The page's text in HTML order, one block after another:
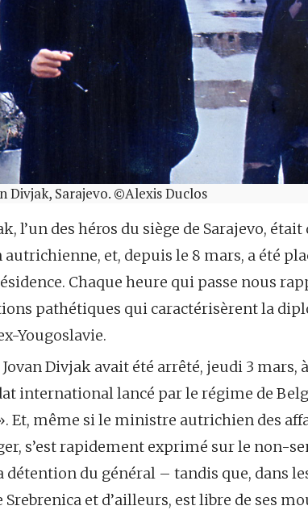
Divjak, Sarajevo. ©Alexis Duclos
l’un des héros du siège de Sarajevo,
et, depuis le 8 mars, a été
Chaque heure qui passe nous
pathétiques qui caractérisèrent la
Yougoslavie.
Divjak avait été arrêté, jeudi 3 mars,
international lancé par le régime de
Et, même si le ministre autrichien des
s’est rapidement exprimé sur le non-
détention du général – tandis que, dans
Srebrenica et d’ailleurs, est libre de ses